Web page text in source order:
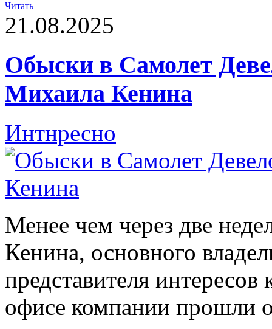
Читать
21.08.2025
Обыски в Самолет
Михаила Кенина
Интнресно
Менее чем через две
Кенина, основного
представителя
офисе компании прошли